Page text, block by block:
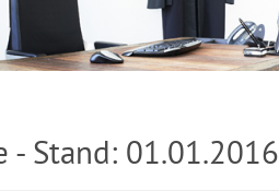
- Stand: 01.01.2016